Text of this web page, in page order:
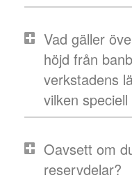
Vad gäller
höjd från
verkstadens
vilken
Oavsett om
reservdelar?